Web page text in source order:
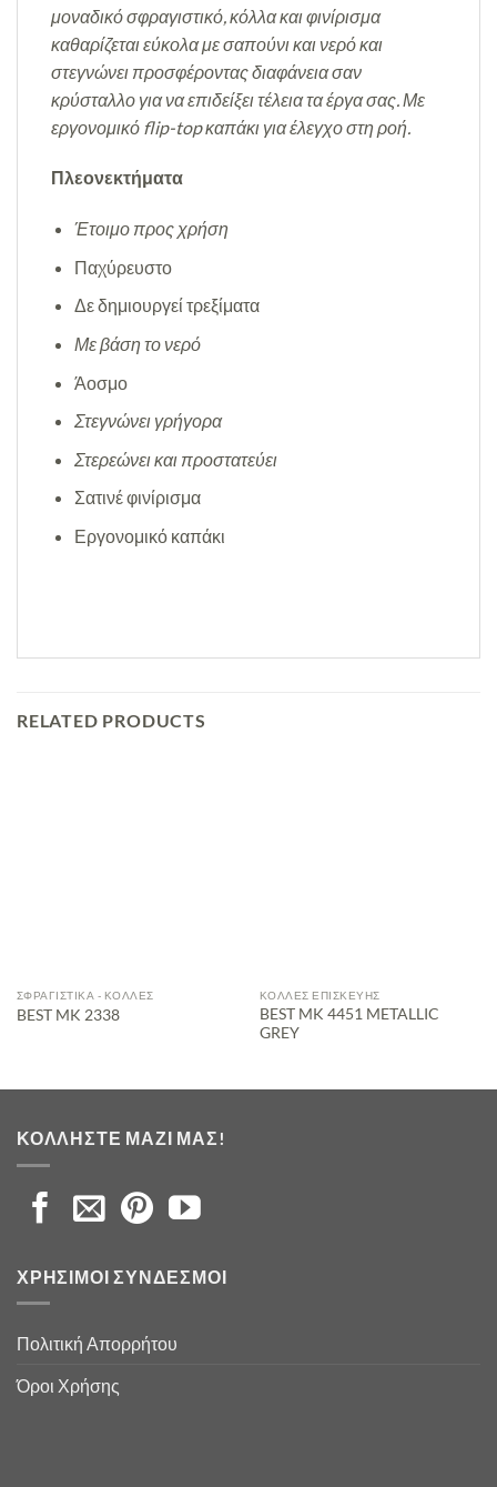
μοναδικό σφραγιστικό, κόλλα και φινίρισμα
καθαρίζεται εύκολα με σαπούνι και νερό και
στεγνώνει προσφέροντας διαφάνεια σαν
κρύσταλλο για να επιδείξει τέλεια τα έργα σας. Με
εργονομικό flip-top καπάκι για έλεγχο στη ροή.
Πλεονεκτήματα
Έτοιμο προς χρήση
Παχύρευστο
Δε δημιουργεί τρεξίματα
Με βάση το νερό
Άοσμο
Στεγνώνει γρήγορα
Στερεώνει και προστατεύει
Σατινέ φινίρισμα
Εργονομικό καπάκι
RELATED PRODUCTS
ΣΦΡΑΓΙΣΤΙΚΆ - ΚΌΛΛΕΣ
BEST MK 2338
ΚΌΛΛΕΣ ΕΠΙΣΚΕΥΉΣ
BEST MK 4451 METALLIC
GREY
ΚΟΛΛΉΣΤΕ ΜΑΖΊ ΜΑΣ!
ΧΡΉΣΙΜΟΙ ΣΎΝΔΕΣΜΟΙ
Πολιτική Απορρήτου
Όροι Χρήσης